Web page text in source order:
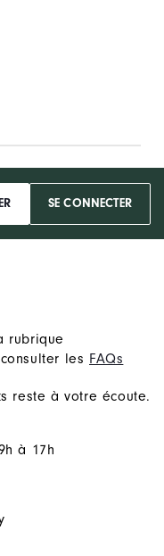
SE CONNECTER
rubrique
les FAQs
reste à votre écoute.
à 17h